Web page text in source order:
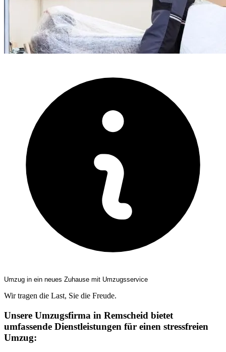
Umzug in ein neues Zuhause mit Umzugsservice
Wir tragen die Last, Sie die Freude.
Unsere Umzugsfirma in Remscheid bietet
umfassende Dienstleistungen für einen stressfreien
Umzug: